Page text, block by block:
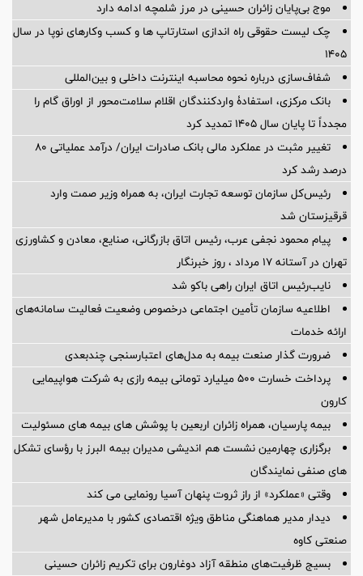
موج بی‌پایان زائران حسینی در مرز شلمچه ادامه دارد
چک لیست حقوقی راه اندازی استارتاپ ها و کسب وکارهای نوپا در سال
۱۴۰۵
شفاف‌سازی درباره نحوه محاسبه اینترنت داخلی و بین‌المللی
بانک مرکزی، استفادۀ واردکنندگان اقلام سلامت‌محور از اوراق گام را
مجدداً تا پایان سال ۱۴۰۵ تمدید کرد
تغییر مثبت در عملکرد مالی بانک صادرات ایران/ درآمد عملیاتی 80
درصد رشد کرد
رئیس‌کل سازمان توسعه تجارت ایران، به همراه وزیر صمت وارد
قرقیزستان شد
پیام محمود نجفی عرب، رئیس اتاق بازرگانی، صنایع، معادن و کشاورزی
تهران در آستانه 17 مرداد ، روز خبرنگار
نایب‌رئیس اتاق ایران راهی باکو شد
اطلاعیه سازمان تأمین اجتماعی درخصوص وضعیت فعالیت سامانه‌های
ارائه خدمات
ضرورت گذار صنعت بیمه به مدل‌های اعتبارسنجی چندبعدی
پرداخت خسارت ۵۰۰ میلیارد تومانی بیمه رازی به شرکت هواپیمایی
کارون
بیمه پارسیان، همراه زائران اربعین با پوشش های بیمه های مسئولیت
برگزاری چهارمین نشست هم اندیشی مدیران بیمه البرز با رؤسای تشکل
های صنفی نمایندگان
وقتی «عملکرد» از راز ثروت پنهان آسیا رونمایی می کند
دیدار مدیر هماهنگی مناطق ویژه اقتصادی کشور با مدیرعامل شهر
صنعتی کاوه
بسیج ظرفیت‌های منطقه آزاد دوغارون برای تکریم زائران حسینی